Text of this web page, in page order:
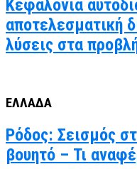
Κεφαλονιά
αποτελεσματική
λύσεις στα
ΕΛΛΑΔΑ
Ρόδος: Σεισμός
βουητό – Τι